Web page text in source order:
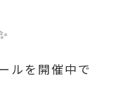
ルを開催中で